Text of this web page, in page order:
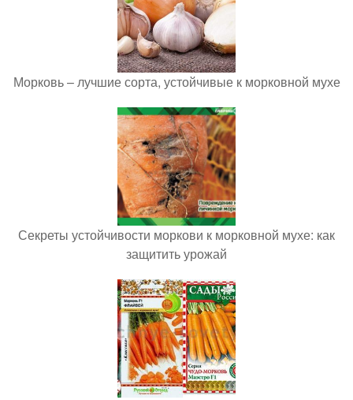
Морковь – лучшие сорта, устойчивые к морковной мухе
Секреты устойчивости моркови к морковной мухе: как
защитить урожай